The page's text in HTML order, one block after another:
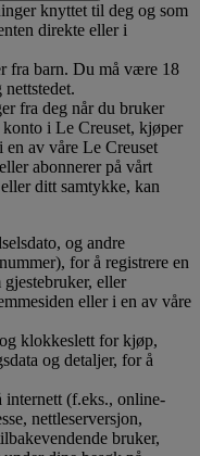
knyttet til deg og som
direkte eller i
fra barn. Du må være 18
fra deg når du bruker
konto i Le Creuset, kjøper
en av våre Le Creuset
abonnerer på vårt
ditt samtykke, kan
og andre
for å registrere en
eller
eller i en av våre
klokkeslett for kjøp,
og detaljer, for å
internett (f.eks., online-
nettleserversjon,
bruker,